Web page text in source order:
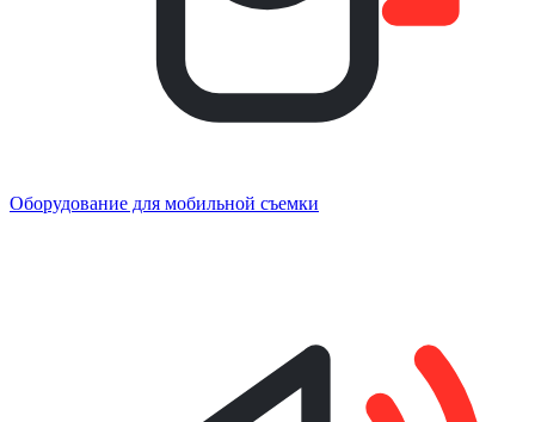
Оборудование для мобильной съемки